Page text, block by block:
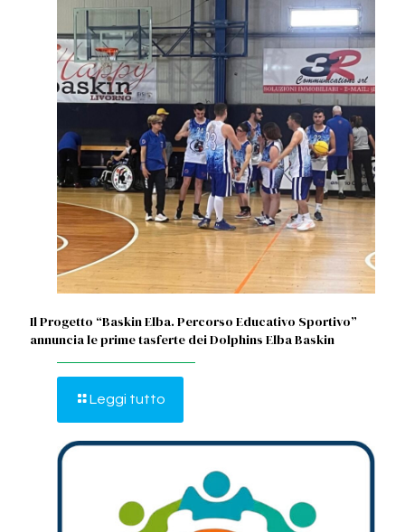
Il Progetto “Baskin Elba. Percorso Educativo Sportivo”
annuncia le prime tasferte dei Dolphins Elba Baskin
Leggi tutto